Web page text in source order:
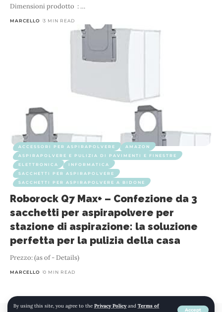
By using this site, you agree to the Privacy Policyand Terms of
Accept
Dimensioni prodotto ‏ : ‎ …
MARCELLO 3 MIN READ
ACCESSORI PER ASPIRAPOLVERE
AMAZON
ASPIRAPOLVERE E PULIZIA DI PAVIMENTI E FINESTRE
ELETTRONICA
INFORMATICA
SACCHETTI PER ASPIRAPOLVERE
SACCHETTI PER ASPIRAPOLVERE A BIDONE
Roborock Q7 Max+ – Confezione da 3
sacchetti per aspirapolvere per
stazione di aspirazione: la soluzione
perfetta per la pulizia della casa
Prezzo: (as of - Details)
MARCELLO 0 MIN READ